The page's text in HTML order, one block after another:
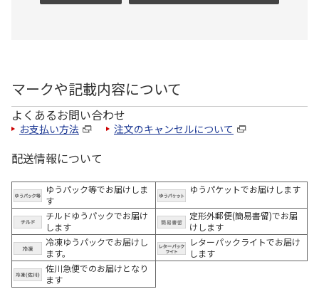
マークや記載内容について
よくあるお問い合わせ
お支払い方法 注文のキャンセルについて
配送情報について
ゆうパック等でお届けしま
す
ゆうパケットでお届けします
チルドゆうパックでお届け
します
定形外郵便(簡易書留)でお届
けします
冷凍ゆうパックでお届けし
ます。
レターパックライトでお届け
します
佐川急便でのお届けとなり
ます